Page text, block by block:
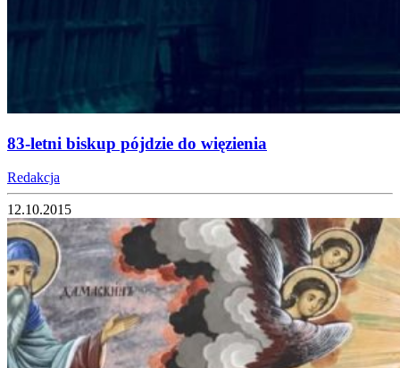
83-letni biskup pójdzie do więzienia
Redakcja
12.10.2015